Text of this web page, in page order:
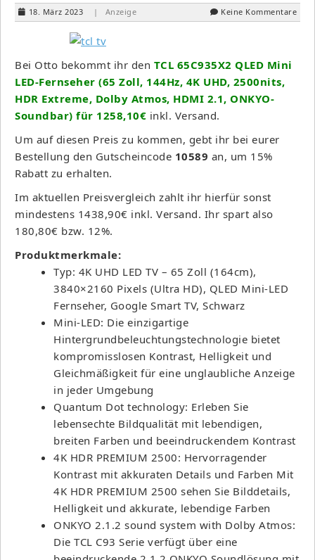
18. März 2023 | Anzeige Keine Kommentare
Bei Otto bekommt ihr den TCL 65C935X2 QLED Mini
LED-Fernseher (65 Zoll, 144Hz, 4K UHD, 2500nits,
HDR Extreme, Dolby Atmos, HDMI 2.1, ONKYO-
Soundbar) für 1258,10€ inkl. Versand.
Um auf diesen Preis zu kommen, gebt ihr bei eurer
Bestellung den Gutscheincode 10589 an, um 15%
Rabatt zu erhalten.
Im aktuellen Preisvergleich zahlt ihr hierfür sonst
mindestens 1438,90€ inkl. Versand. Ihr spart also
180,80€ bzw. 12%.
Produktmerkmale:
Typ: 4K UHD LED TV – 65 Zoll (164cm),
3840×2160 Pixels (Ultra HD), QLED Mini-LED
Fernseher, Google Smart TV, Schwarz
Mini-LED: Die einzigartige
Hintergrundbeleuchtungstechnologie bietet
kompromisslosen Kontrast, Helligkeit und
Gleichmäßigkeit für eine unglaubliche Anzeige
in jeder Umgebung
Quantum Dot technology: Erleben Sie
lebensechte Bildqualität mit lebendigen,
breiten Farben und beeindruckendem Kontrast
4K HDR PREMIUM 2500: Hervorragender
Kontrast mit akkuraten Details und Farben Mit
4K HDR PREMIUM 2500 sehen Sie Bilddetails,
Helligkeit und akkurate, lebendige Farben
ONKYO 2.1.2 sound system with Dolby Atmos:
Die TCL C93 Serie verfügt über eine